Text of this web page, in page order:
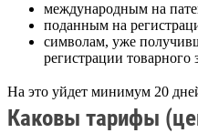
международным на
поданным на
символам, уже
регистрации товарного
На это уйдет минимум 20
Каковы тарифы